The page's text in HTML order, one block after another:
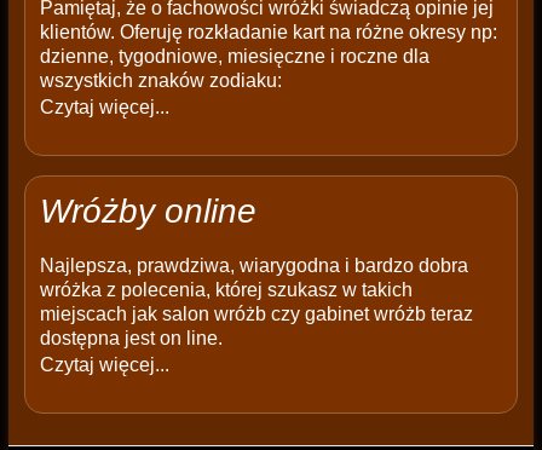
Pamiętaj, że o fachowości wróżki świadczą opinie jej
klientów. Oferuję rozkładanie kart na różne okresy np:
dzienne, tygodniowe, miesięczne i roczne dla
wszystkich znaków zodiaku:
Czytaj więcej...
Wróżby online
Najlepsza, prawdziwa, wiarygodna i bardzo dobra
wróżka z polecenia, której szukasz w takich
miejscach jak salon wróżb czy gabinet wróżb teraz
dostępna jest on line.
Czytaj więcej...